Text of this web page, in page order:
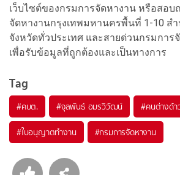
เว็บไซต์ของกรมการจัดหางาน หรือสอ
จัดหางานกรุงเทพมหานครพื้นที่ 1-10 ส
จังหวัดทั่วประเทศ และสายด่วนกรมการ
เพื่อรับข้อมูลที่ถูกต้องและเป็นทางการ
Tag
#คบต. #จุลพันธ์ อมรวิวัฒน์ #คนต่างด้า
#ใบอนุญาตทำงาน #กรมการจัดหางาน